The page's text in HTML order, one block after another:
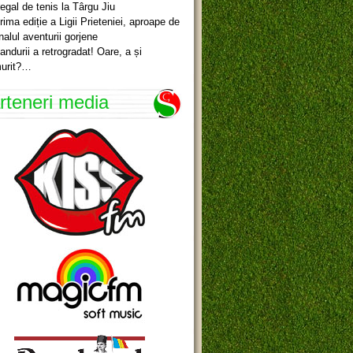
de tenis la Târgu Jiu
ediție a Ligii Prieteniei, aproape de
aventurii gorjene
a retrogradat! Oare, a și
media